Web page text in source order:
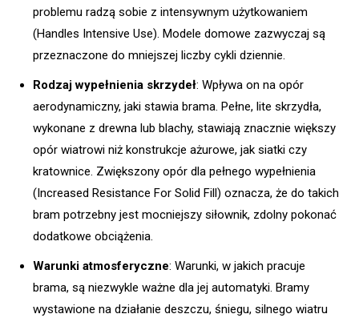
problemu radzą sobie z intensywnym użytkowaniem
(Handles Intensive Use). Modele domowe zazwyczaj są
przeznaczone do mniejszej liczby cykli dziennie.
Rodzaj wypełnienia skrzydeł: Wpływa on na opór
aerodynamiczny, jaki stawia brama. Pełne, lite skrzydła,
wykonane z drewna lub blachy, stawiają znacznie większy
opór wiatrowi niż konstrukcje ażurowe, jak siatki czy
kratownice. Zwiększony opór dla pełnego wypełnienia
(Increased Resistance For Solid Fill) oznacza, że do takich
bram potrzebny jest mocniejszy siłownik, zdolny pokonać
dodatkowe obciążenia.
Warunki atmosferyczne: Warunki, w jakich pracuje
brama, są niezwykle ważne dla jej automatyki. Bramy
wystawione na działanie deszczu, śniegu, silnego wiatru